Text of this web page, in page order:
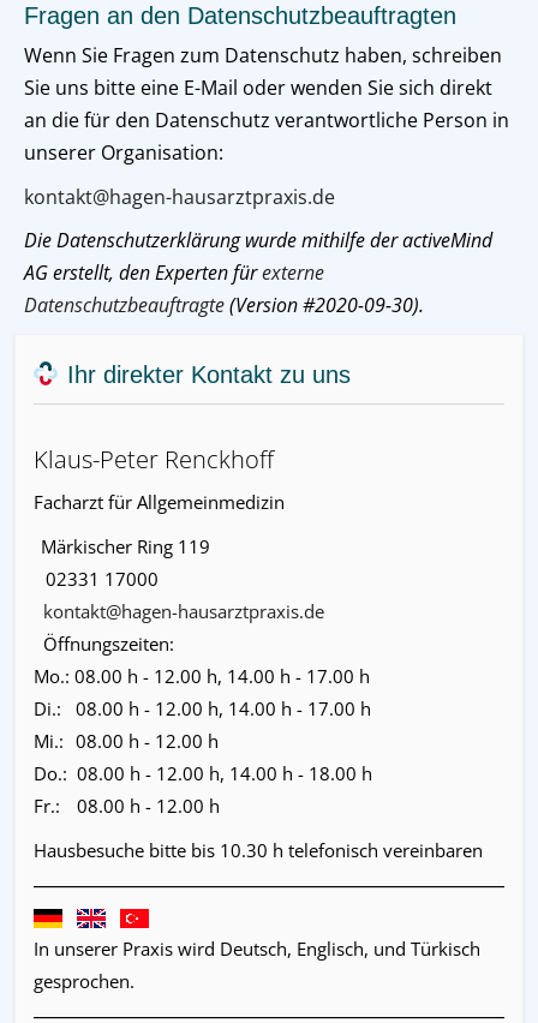
Fragen an den Datenschutzbeauftragten
Wenn Sie Fragen zum Datenschutz haben, schreiben
Sie uns bitte eine E-Mail oder wenden Sie sich direkt
an die für den Datenschutz verantwortliche Person in
unserer Organisation:
kontakt@hagen-hausarztpraxis.de
Die Datenschutzerklärung wurde mithilfe der activeMind
AG erstellt, den Experten fürexterne
Datenschutzbeauftragte(Version #2020-09-30).
Ihr direkter Kontakt zu uns
Klaus-Peter Renckhoff
Facharzt für Allgemeinmedizin
Märkischer Ring 119
02331 17000
kontakt@hagen-hausarztpraxis.de
Öffnungszeiten:
Mo.: 08.00 h - 12.00 h, 14.00 h - 17.00 h
Di.:
08.00 h - 12.00 h, 14.00 h - 17.00 h
Mi.: 08.00 h - 12.00 h
Do.: 08.00 h - 12.00 h, 14.00 h - 18.00 h
Fr.:
08.00 h - 12.00 h
Hausbesuche bitte bis 10.30 h telefonisch vereinbaren
In unserer Praxis wird Deutsch, Englisch, und Türkisch
gesprochen.